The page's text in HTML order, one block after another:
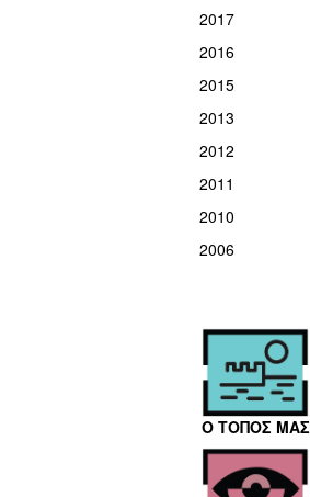
2017
2016
2015
2013
2012
2011
2010
2006
Ο ΤΟΠΟΣ ΜΑΣ